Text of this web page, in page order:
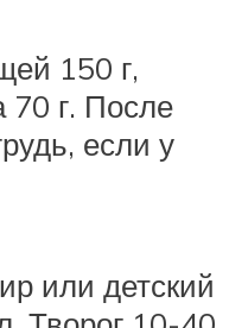
150 г,
70 г. После
если у
или детский